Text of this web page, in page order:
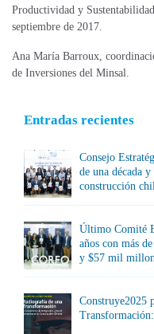
Productividad y
septiembre de 2017.
Ana María Barroux,
de Inversiones del Minsal.
Entradas recientes
Consejo
de una década
construcción
Último Comité
años con más
y $57 mil
Construye2025